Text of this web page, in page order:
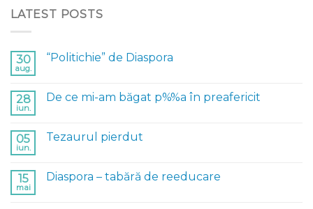
LATEST POSTS
30
aug.
“Politichie” de Diaspora
28
iun.
De ce mi-am băgat p%%a în preafericit
05
iun.
Tezaurul pierdut
15
mai
Diaspora – tabără de reeducare